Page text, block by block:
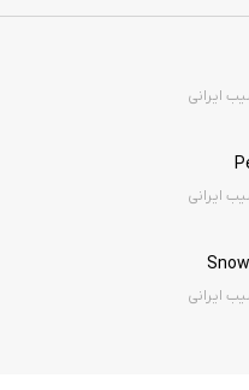
ایرانی
ایرانی
ایرانی